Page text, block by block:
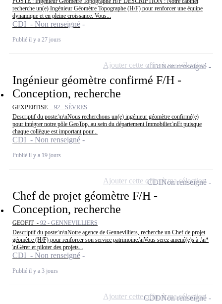
recherche un(e) Ingénieur Géomètre Topographe (H/F) pour renforcer une équipe
dynamique et en pleine croissance. Vous...
CDI - Non renseigné
Publié il y a 27 jours
Ingénieur géomètre confirmé F/H -
Conception, recherche
GEXPERTISE - 92 - SÈVRES
Descriptif du poste:\n\nNous recherchons un(e) ingénieur géomètre confirmé(e)
pour intégrer notre pôle GeoTop, au sein du département Immobilier.\nEt puisque
chaque collègue est important pour...
CDI - Non renseigné
Publié il y a 19 jours
CDINon renseigné
Ajouter cette offre à ma sélection
Chef de projet géomètre F/H -
Conception, recherche
GEOFIT - 92 - GENNEVILLIERS
Descriptif du poste:\n\nNotre agence de Gennevilliers, recherche un Chef de projet
géomètre (H/F) pour renforcer son service patrimoine.\nVous serez amené(e)s à :\n*
\nGérer et piloter des projets...
CDI - Non renseigné
Publié il y a 3 jours
CDINon renseigné
Ajouter cette offre à ma sélection
CDDNon renseigné
Ajouter cette offre à ma sélection